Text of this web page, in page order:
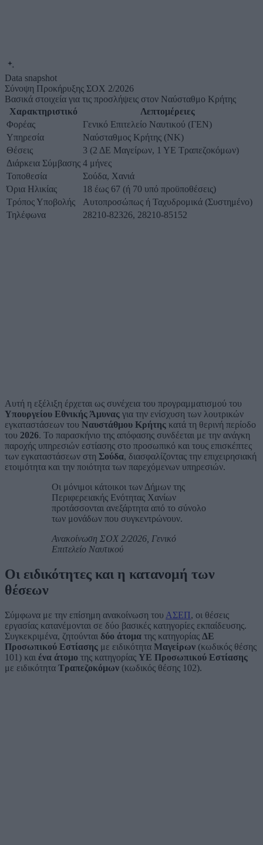
Data snapshot
Σύνοψη Προκήρυξης ΣΟΧ 2/2026
Βασικά στοιχεία για τις προσλήψεις στον Ναύσταθμο Κρήτης
Χαρακτηριστικό
Λεπτομέρειες
Φορέας
Γενικό Επιτελείο Ναυτικού (ΓΕΝ)
Υπηρεσία
Ναύσταθμος Κρήτης (ΝΚ)
Θέσεις
3 (2 ΔΕ Μαγείρων, 1 ΥΕ Τραπεζοκόμων)
Διάρκεια Σύμβασης 4 μήνες
Τοποθεσία
Σούδα, Χανιά
Όρια Ηλικίας
18 έως 67 (ή 70 υπό προϋποθέσεις)
Τρόπος Υποβολής
Αυτοπροσώπως ή Ταχυδρομικά (Συστημένο)
Τηλέφωνα
28210-82326, 28210-85152
Αυτή η εξέλιξη έρχεται ως συνέχεια του προγραμματισμού του
Υπουργείου Εθνικής Άμυνας για την ενίσχυση των λουτρικών
εγκαταστάσεων του Ναυστάθμου Κρήτης κατά τη θερινή περίοδο
του 2026. Το παρασκήνιο της απόφασης συνδέεται με την ανάγκη
παροχής υπηρεσιών εστίασης στο προσωπικό και τους επισκέπτες
των εγκαταστάσεων στη Σούδα, διασφαλίζοντας την επιχειρησιακή
ετοιμότητα και την ποιότητα των παρεχόμενων υπηρεσιών.
Οι μόνιμοι κάτοικοι των Δήμων της
Περιφερειακής Ενότητας Χανίων
προτάσσονται ανεξάρτητα από το σύνολο
των μονάδων που συγκεντρώνουν.
Ανακοίνωση ΣΟΧ 2/2026, Γενικό
Επιτελείο Ναυτικού
Οι ειδικότητες και η κατανομή των
θέσεων
Σύμφωνα με την επίσημη ανακοίνωση του ΑΣΕΠ, οι θέσεις
εργασίας κατανέμονται σε δύο βασικές κατηγορίες εκπαίδευσης.
Συγκεκριμένα, ζητούνται δύο άτομα της κατηγορίας ΔΕ
Προσωπικού Εστίασης με ειδικότητα Μαγείρων (κωδικός θέσης
101) και ένα άτομο της κατηγορίας ΥΕ Προσωπικού Εστίασης
με ειδικότητα Τραπεζοκόμων (κωδικός θέσης 102).